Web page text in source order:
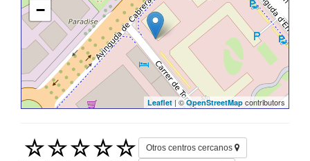
−
Leaflet | ©OpenStreetMap contributors
Otros centros cercanos